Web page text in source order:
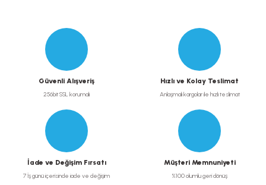
Güvenli Alışveriş
256bit SSL korumalı
Hızlı ve Kolay Teslimat
Anlaşmalı kargolar ile hızlı teslimat
İade ve Değişim Fırsatı
7 İş günü içerisinde iade ve değişim
Müşteri Memnuniyeti
%100 olumlu geri dönüş